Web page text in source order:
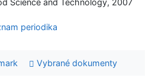
periodika
Vybrané dokumenty